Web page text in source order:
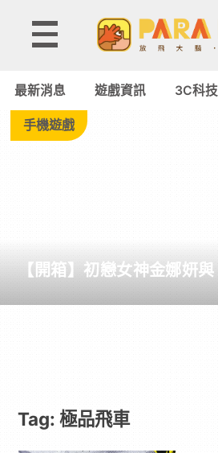
Tag:
品
-
Paradaily
戲
最新消息 遊戲資訊 3C科技
手機遊戲
【開箱】初戀女神金娜妍
Tag: 極品飛車